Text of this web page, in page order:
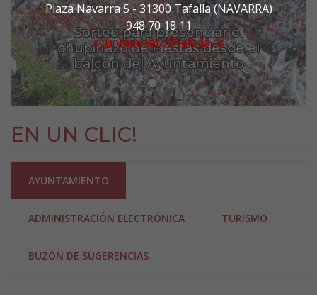
Plaza Navarra 5 - 31300 Tafalla (NAVARRA)
948 70 18 11
ayuntamiento@tafalla.es
Sorteo para presenciar el
chupinazo de Fiestas desde el
balcón del Ayuntamiento
Anterior
EN UN CLIC!
AYUNTAMIENTO
ADMINISTRACIÓN ELECTRÓNICA TURISMO
BUZÓN DE SUGERENCIAS